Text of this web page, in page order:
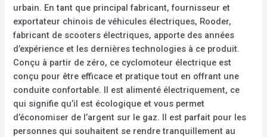
urbain. En tant que principal fabricant, fournisseur et
exportateur chinois de véhicules électriques, Rooder,
fabricant de scooters électriques, apporte des années
d’expérience et les dernières technologies à ce produit.
Conçu à partir de zéro, ce cyclomoteur électrique est
conçu pour être efficace et pratique tout en offrant une
conduite confortable. Il est alimenté électriquement, ce
qui signifie qu’il est écologique et vous permet
d’économiser de l’argent sur le gaz. Il est parfait pour les
personnes qui souhaitent se rendre tranquillement au